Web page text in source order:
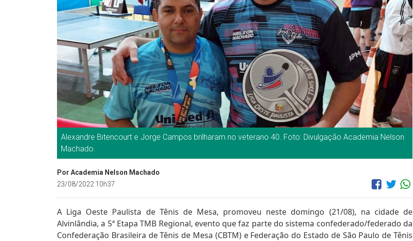
Alexandre Bitencourt e Jorge Campos brilharam no veterano 40. Foto: Divulgação Academia Nelson
Machado.
Por Academia Nelson Machado
23/08/2022 10h37
A Liga Oeste Paulista de Tênis de Mesa, promoveu neste domingo (21/08), na cidade de
Alvinlândia, a 5ª Etapa TMB Regional, evento que faz parte do sistema confederado/federado da
Confederação Brasileira de Tênis de Mesa (CBTM) e Federação do Estado de São Paulo de Tênis